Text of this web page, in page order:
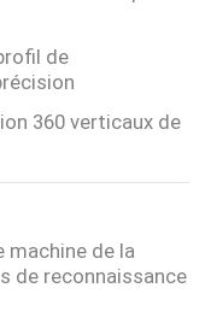
de
360 verticaux de
de la
de reconnaissance